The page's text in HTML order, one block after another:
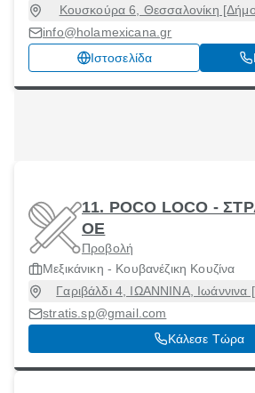
Κουσκούρα 6, Θεσσαλονίκη
info@holamexicana.gr
Ιστοσελίδα
11. POCO LOCO -
ΟΕ
Προβολή
Μεξικάνικη - Κουβανέζικη Κουζίνα
Γαριβάλδι 4, ΙΩΑΝΝΙΝΑ, Ιωάννινα
stratis.sp@gmail.com
Κάλεσε Τώρα